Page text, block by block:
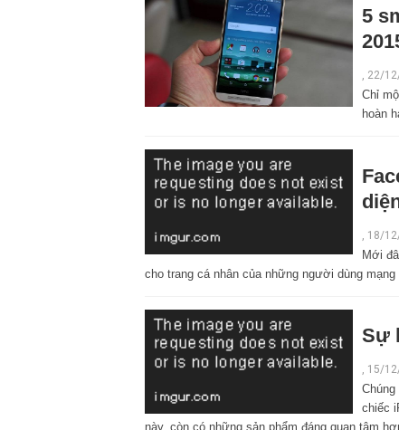
5
, 22/
Chỉ
hoàn
18/
Mới
cho trang cá nhân của những người dùng mạng
Sự
, 15/
chiếc
này, còn có những sản phẩm đáng quan tâm